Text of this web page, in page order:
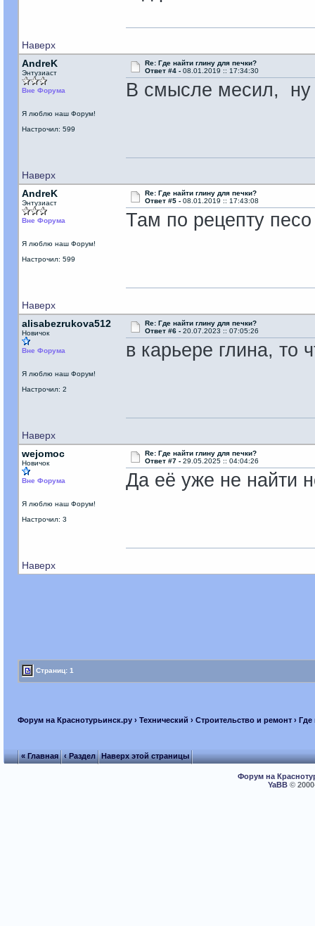
Наверх
AndreK
Энтузиаст
Вне Форума
Я люблю наш Форум!
Настрочил: 599
Re: Где найти глину для печки?
Ответ #4 - 08.01.2019 :: 17:34:30
В смысле месил, ну
Наверх
AndreK
Энтузиаст
Вне Форума
Я люблю наш Форум!
Настрочил: 599
Re: Где найти глину для печки?
Ответ #5 - 08.01.2019 :: 17:43:08
Там по рецепту песо
Наверх
alisabezrukova512
Новичок
Вне Форума
Я люблю наш Форум!
Настрочил: 2
Re: Где найти глину для печки?
Ответ #6 - 20.07.2023 :: 07:05:26
в карьере глина, то
Наверх
wejomoc
Новичок
Вне Форума
Я люблю наш Форум!
Настрочил: 3
Re: Где найти глину для печки?
Ответ #7 - 29.05.2025 :: 04:04:26
Да её уже не найти
Наверх
Страниц: 1
Форум на Краснотурьинск.ру› Технический › Строительство и ремонт› Где
« Главная ‹ Раздел Наверх этой страницы
Форум на
YaBB©